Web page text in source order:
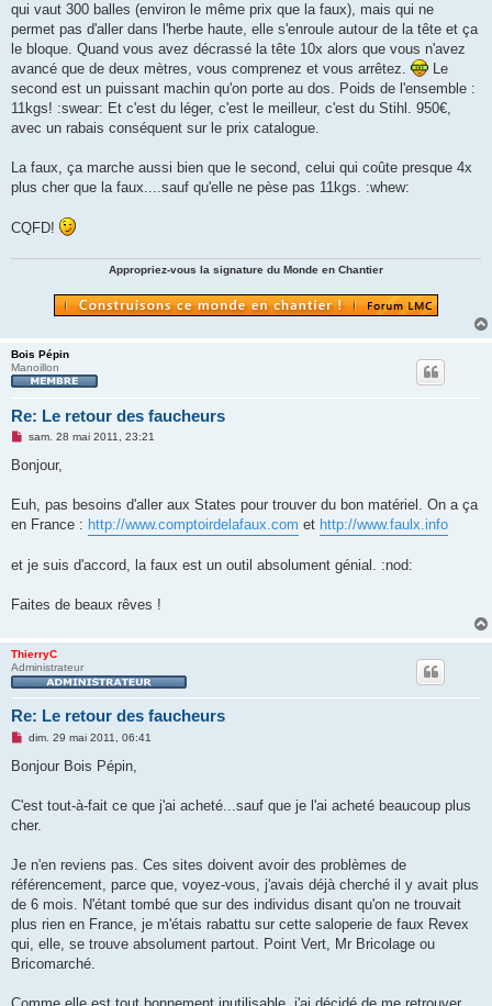
qui vaut 300 balles (environ le même prix que la faux), mais qui ne
permet pas d'aller dans l'herbe haute, elle s'enroule autour de la tête et ça
le bloque. Quand vous avez décrassé la tête 10x alors que vous n'avez
avancé que de deux mètres, vous comprenez et vous arrêtez.
Le
second est un puissant machin qu'on porte au dos. Poids de l'ensemble :
11kgs! :swear: Et c'est du léger, c'est le meilleur, c'est du Stihl. 950€,
avec un rabais conséquent sur le prix catalogue.
La faux, ça marche aussi bien que le second, celui qui coûte presque 4x
plus cher que la faux....sauf qu'elle ne pèse pas 11kgs. :whew:
CQFD!
Appropriez-vous la signature du Monde en Chantier
Bois Pépin
Manoillon
Re: Le retour des faucheurs
M
s
g
n
sam. 28 mai 2011, 23:21
Bonjour,
Euh, pas besoins d'aller aux States pour trouver du bon matériel. On a ça
en France : http://www.comptoirdelafaux.com et http://www.faulx.info
et je suis d'accord, la faux est un outil absolument génial. :nod:
Faites de beaux rêves !
ThierryC
Administrateur
Re: Le retour des faucheurs
M
s
g
n
l
u
dim. 29 mai 2011, 06:41
Bonjour Bois Pépin,
C'est tout-à-fait ce que j'ai acheté...sauf que je l'ai acheté beaucoup plus
cher.
Je n'en reviens pas. Ces sites doivent avoir des problèmes de
référencement, parce que, voyez-vous, j'avais déjà cherché il y avait plus
de 6 mois. N'étant tombé que sur des individus disant qu'on ne trouvait
plus rien en France, je m'étais rabattu sur cette saloperie de faux Revex
qui, elle, se trouve absolument partout. Point Vert, Mr Bricolage ou
Bricomarché.